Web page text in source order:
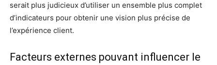
serait plus judicieux d’utiliser un ensemble plus complet
d’indicateurs pour obtenir une vision plus précise de
l’expérience client.
Facteurs externes pouvant influencer le